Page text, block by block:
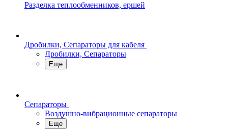
Разделка теплообменников, ершей
Дробилки, Сепараторы для кабеля
Дробилки, Сепараторы
Еще
Сепараторы
Воздушно-вибрационные сепараторы
Еще